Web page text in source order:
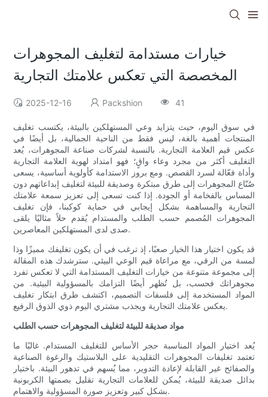
خيارات مستدامة لتغليف المجوهرات
المخصصة التي تعكس علامتك التجارية
2025-12-16 Packshion 41
في سوق اليوم، حيث يتزايد وعي المستهلكين بالبيئة، يكتسب تغليف
المنتجات أهمية بالغة، ليس فقط من الناحية الجمالية، بل أيضًا في
عكس قيم العلامة التجارية. بالنسبة لشركات صناعة المجوهرات، يُعد
التغليف أكثر من مجرد وعاء واقٍ؛ فهو امتداد لهوية العلامة التجارية
وأداة فعّالة لسرد القصص. ومع بروز الاستدامة كأولوية أساسية، يسعى
صُنّاع المجوهرات إلى طرق مبتكرة وصديقة للبيئة لتغليف إبداعاتهم دون
المساس بالفخامة أو الجودة. إذا كنت تسعى إلى تعزيز سمعة علامتك
التجارية والمساهمة بشكل إيجابي في حماية كوكبنا، فإن تغليف
المجوهرات المُصمم حسب الطلب والمستدام يُقدم حلاً مثاليًا يلقى
صدى لدى المستهلكين المعاصرين.
قد يكون اختيار هذا الخيار صعبًا، إذ ترغب في أن يكون تغليفك مميزًا وذا
لمسة من الرقي، مع مراعاة قيم الوعي البيئي. سترشدك هذه المقالة
إلى مجموعة متنوعة من خيارات التغليف المستدامة التي لا تعكس تفرد
مجوهراتك فحسب، بل تُظهر أيضًا التزامك بالمسؤولية البيئية. من
المواد المستخدمة إلى فلسفات التصميم، اكتشف طرق ابتكار تغليف
يعكس علامتك التجارية ويجذب مشتري اليوم ذوي الذوق الرفيع.
مواد صديقة للبيئة لتغليف المجوهرات حسب الطلب
يُعد اختيار المواد المناسبة حجر الأساس للتغليف المستدام. غالبًا ما
تعتمد تغليفات المجوهرات التقليدية على البلاستيك والرغوة الصناعية
والصفائح غير القابلة لإعادة التدوير، مما يُسهم في تدهور البيئة. باختيار
بدائل صديقة للبيئة، يُمكن للعلامات التجارية تقليل بصمتها الكربونية
بشكل كبير وتعزيز صورة المسؤولية والاهتمام.